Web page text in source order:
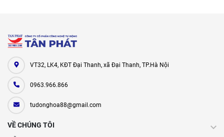
VT32, LK4, KĐT Đại Thanh, xã Đại Thanh, TP.Hà Nội
0963.966.866
tudonghoa88@gmail.com
VỀ CHÚNG TÔI